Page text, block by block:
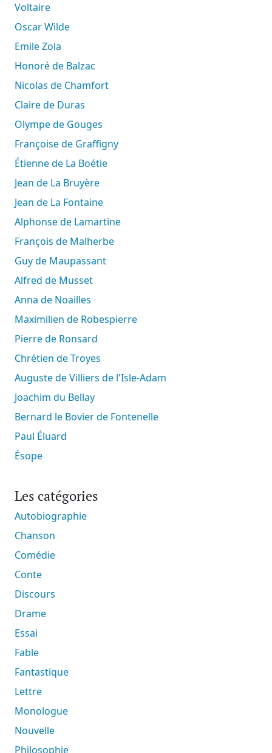
Voltaire
Oscar Wilde
Emile Zola
Honoré de Balzac
Nicolas de Chamfort
Claire de Duras
Olympe de Gouges
Françoise de Graffigny
Étienne de La Boétie
Jean de La Bruyère
Jean de La Fontaine
Alphonse de Lamartine
François de Malherbe
Guy de Maupassant
Alfred de Musset
Anna de Noailles
Maximilien de Robespierre
Pierre de Ronsard
Chrétien de Troyes
Auguste de Villiers de l'Isle-Adam
Joachim du Bellay
Bernard le Bovier de Fontenelle
Paul Éluard
Ésope
Les catégories
Autobiographie
Chanson
Comédie
Conte
Discours
Drame
Essai
Fable
Fantastique
Lettre
Monologue
Nouvelle
Philosophie